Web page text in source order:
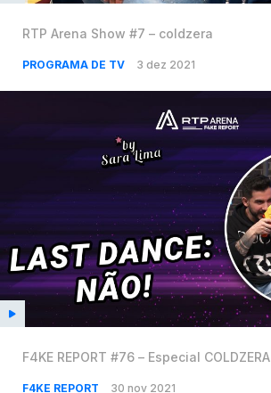
RTP Arena Show #7 – coldzera
PROGRAMA DE TV 3 dez 2021
F4KE REPORT #76 – Especial COLDZERA
F4KE REPORT 30 nov 2021